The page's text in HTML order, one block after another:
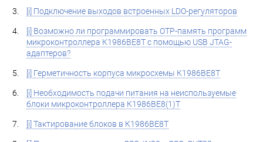
[i] Подключение выходов встроенных LDO-регуляторов
[i] Возможно ли программировать OTP-память программ
микроконтроллера К1986ВЕ8Т с помощью USB JTAG-
адаптеров?
[i] Герметичность корпуса микросхемы К1986ВЕ8Т
[i] Необходимость подачи питания на неиспользуемые
блоки микроконтроллера К1986ВЕ8(1)Т
[i] Тактирование блоков в К1986ВЕ8Т